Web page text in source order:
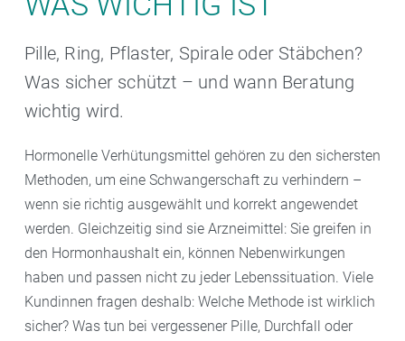
Pille, Ring, Pflaster, Spirale oder Stäbchen?
Was sicher schützt – und wann Beratung
wichtig wird.
Hormonelle Verhütungsmittel gehören zu den sichersten
Methoden, um eine Schwangerschaft zu verhindern –
wenn sie richtig ausgewählt und korrekt angewendet
werden. Gleichzeitig sind sie Arzneimittel: Sie greifen in
den Hormonhaushalt ein, können Nebenwirkungen
haben und passen nicht zu jeder Lebenssituation. Viele
Kundinnen fragen deshalb: Welche Methode ist wirklich
sicher? Was tun bei vergessener Pille, Durchfall oder